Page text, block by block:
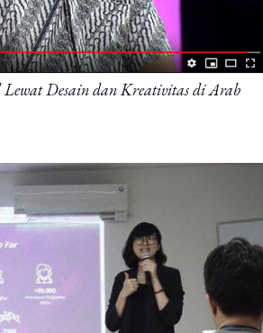
Desain dan Kreativitas di Arab